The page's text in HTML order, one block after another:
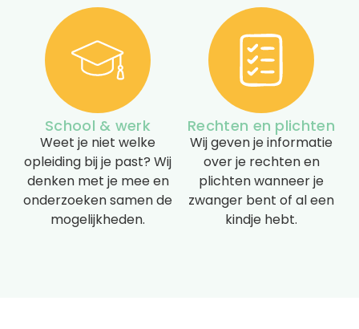
School & werk
Weet je niet welke
opleiding bij je past? Wij
denken met je mee en
onderzoeken samen de
mogelijkheden.
Rechten en plichten
Wij geven je informatie
over je rechten en
plichten wanneer je
zwanger bent of al een
kindje hebt.